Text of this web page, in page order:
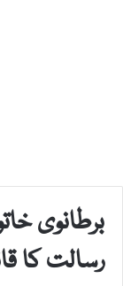
برطانوی
رسالت کا